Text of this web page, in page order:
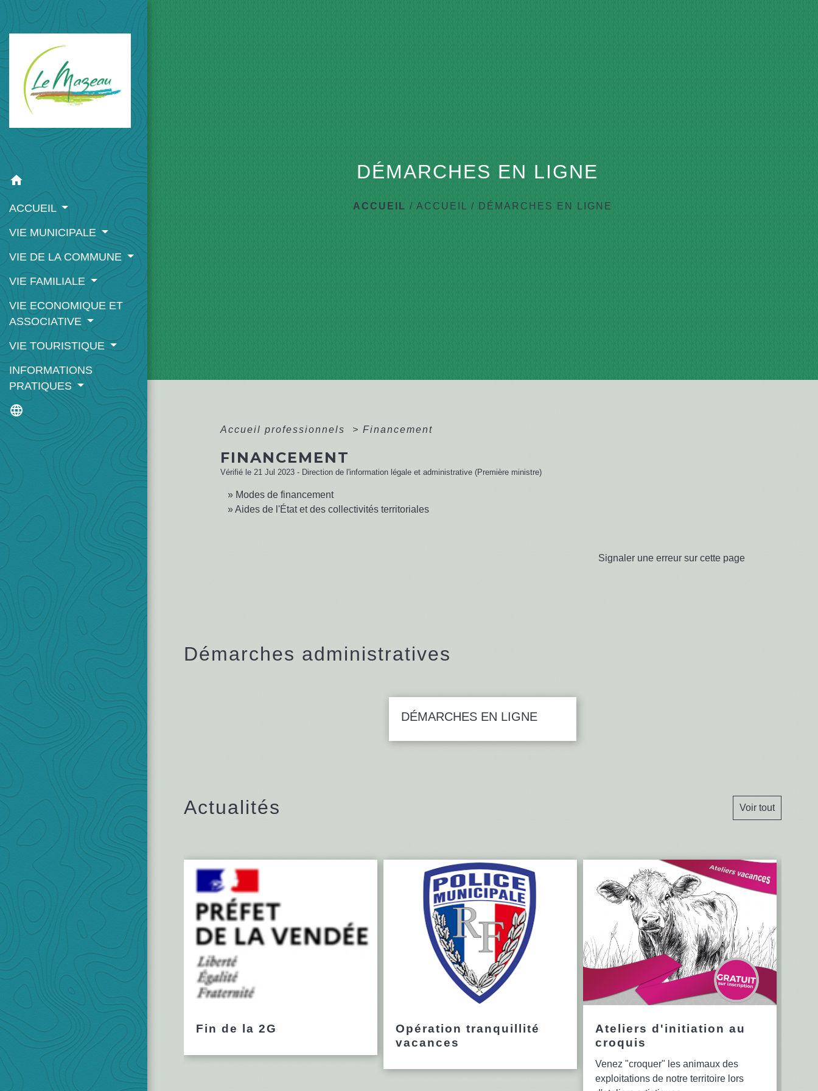
home
ACCUEIL
VIE MUNICIPALE
VIE DE LA COMMUNE
VIE FAMILIALE
VIE ECONOMIQUE ET
ASSOCIATIVE
VIE TOURISTIQUE
INFORMATIONS
PRATIQUES
language
DÉMARCHES EN LIGNE
ACCUEIL/ACCUEIL / DÉMARCHES EN LIGNE
Accueil professionnels > Financement
FINANCEMENT
Vérifié le 21 Jul 2023 - Direction de l'information légale et administrative (Première ministre)
Modes de financement
Aides de l'État et des collectivités territoriales
Signaler une erreur sur cette page
Démarches administratives
DÉMARCHES EN LIGNE
Actualités Voir tout
Fin de la 2G
Opération tranquillité
vacances
Ateliers d'initiation au
croquis
Venez "croquer" les animaux des
exploitations de notre territoire lors